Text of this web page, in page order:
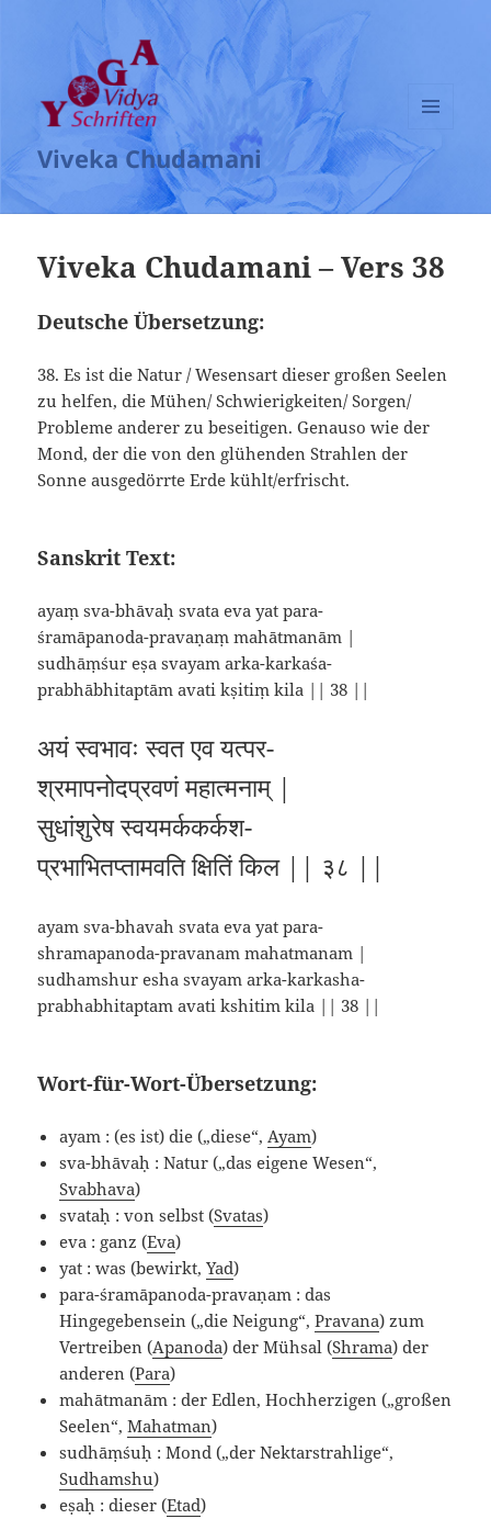
Viveka Chudamani
UND
WIDGETS
Viveka Chudamani – Vers 38
Deutsche Übersetzung:
38. Es ist die Natur / Wesensart dieser großen Seelen
zu helfen, die Mühen/ Schwierigkeiten/ Sorgen/
Probleme anderer zu beseitigen. Genauso wie der
Mond, der die von den glühenden Strahlen der
Sonne ausgedörrte Erde kühlt/erfrischt.
Sanskrit Text:
ayaṃ sva-bhāvaḥ svata eva yat para-
śramāpanoda-pravaṇaṃ mahātmanām |
sudhāṃśur eṣa svayam arka-karkaśa-
prabhābhitaptām avati kṣitiṃ kila || 38 ||
अयं स्वभावः स्वत एव यत्पर-
श्रमापनोदप्रवणं महात्मनाम् |
सुधांशुरेष स्वयमर्ककर्कश-
प्रभाभितप्तामवति क्षितिं किल || ३८ ||
ayam sva-bhavah svata eva yat para-
shramapanoda-pravanam mahatmanam |
sudhamshur esha svayam arka-karkasha-
prabhabhitaptam avati kshitim kila || 38 ||
Wort-für-Wort-Übersetzung:
ayam : (es ist) die („diese“,Ayam)
sva-bhāvaḥ : Natur („das eigene Wesen“,
Svabhava)
svataḥ : von selbst (Svatas)
eva : ganz (Eva)
yat : was (bewirkt,Yad)
para-śramāpanoda-pravaṇam : das
Hingegebensein („die Neigung“,Pravana) zum
Vertreiben (Apanoda) der Mühsal (Shrama) der
anderen (Para)
mahātmanām : der Edlen, Hochherzigen („großen
Seelen“,Mahatman)
sudhāṃśuḥ : Mond („der Nektarstrahlige“,
Sudhamshu)
eṣaḥ : dieser (Etad)